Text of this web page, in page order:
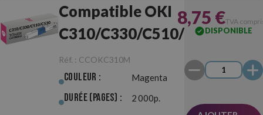
Compatible OKI
C310/C330/C510/C530
Magenta
Réf. : CCOKC310M
Couleur : Magenta
Durée (pages) : 2 000p.
8,75 €TVA
DISPONIBLE